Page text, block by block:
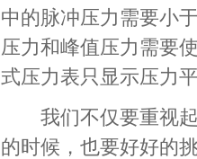
中的脉冲压力需要小
压力和峰值压力需要
式压力表只显示压力
我们不仅要重视起
的时候，也要好好的